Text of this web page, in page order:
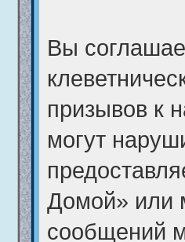
Вы
призывов к
могут
Домой» или
сообщений